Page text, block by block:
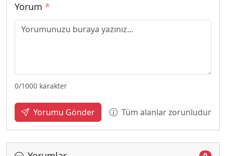
Yorum *
0/1000 karakter
Yorumu Gönder Tüm alanlar zorunludur